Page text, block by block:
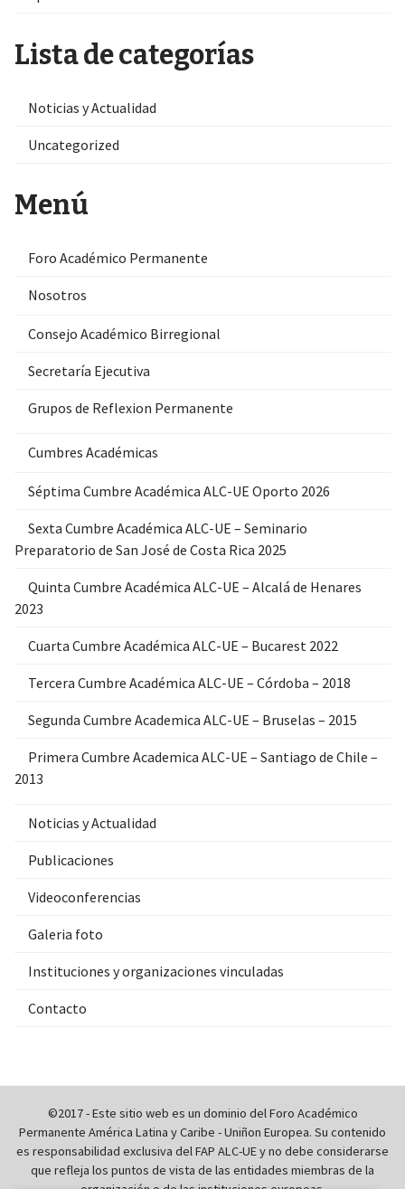
Lista de categorías
Noticias y Actualidad
Uncategorized
Menú
Foro Académico Permanente
Nosotros
Consejo Académico Birregional
Secretaría Ejecutiva
Grupos de Reflexion Permanente
Cumbres Académicas
Séptima Cumbre Académica ALC-UE Oporto 2026
Sexta Cumbre Académica ALC-UE – Seminario
Preparatorio de San José de Costa Rica 2025
Quinta Cumbre Académica ALC-UE – Alcalá de Henares
2023
Cuarta Cumbre Académica ALC-UE – Bucarest 2022
Tercera Cumbre Académica ALC-UE – Córdoba – 2018
Segunda Cumbre Academica ALC-UE – Bruselas – 2015
Primera Cumbre Academica ALC-UE – Santiago de Chile –
2013
Noticias y Actualidad
Publicaciones
Videoconferencias
Galeria foto
Instituciones y organizaciones vinculadas
Contacto
©2017 - Este sitio web es un dominio del Foro Académico
Permanente América Latina y Caribe - Uniñon Europea. Su contenido
es responsabilidad exclusiva del FAP ALC-UE y no debe considerarse
que refleja los puntos de vista de las entidades miembras de la